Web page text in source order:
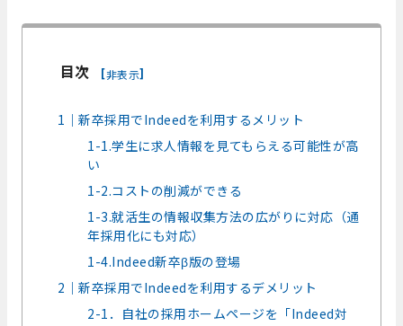
目次 [非表示]
1｜新卒採用でIndeedを利用するメリット
1-1.学生に求人情報を見てもらえる可能性が高
い
1-2.コストの削減ができる
1-3.就活生の情報収集方法の広がりに対応（通
年採用化にも対応）
1-4.Indeed新卒β版の登場
2｜新卒採用でIndeedを利用するデメリット
2-1．自社の採用ホームページを「Indeed対